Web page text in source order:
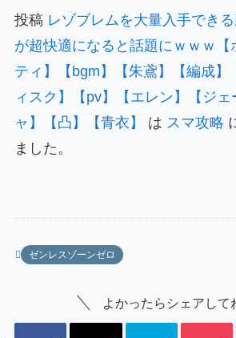
投稿 レゾブレムを大量入手でき
が超快適になると話題にｗｗｗ【
ティ】【bgm】【朱鳶】【編成】
ィスク】【pv】【エレン】【ジ
ャ】【凸】【青衣】
は スマ攻略
ました。
ゼンレスゾーンゼロ
よかったらシェアして